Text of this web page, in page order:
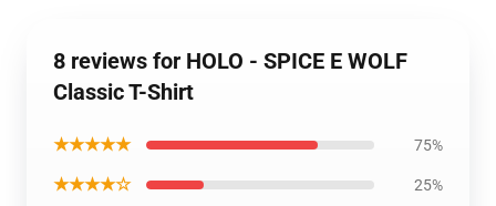
8 reviews for HOLO - SPICE E WOLF
Classic T-Shirt
★★★★★ 75%
★★★★☆ 25%